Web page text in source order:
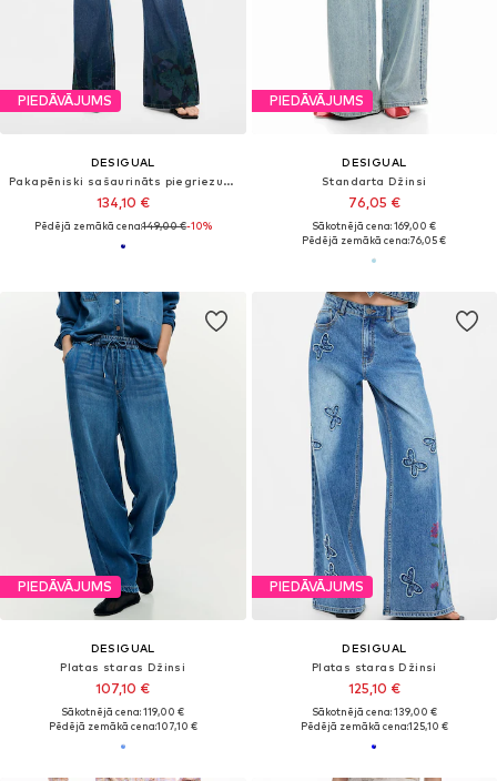
PIEDĀVĀJUMS
DESIGUAL
Pakapēniski sašaurināts piegriezums Džinsi
134,10 €
Pēdējā zemākā cena:149,00 €-10%
PIEDĀVĀJUMS
DESIGUAL
Standarta Džinsi
76,05 €
Sākotnējā cena: 169,00 €
Pēdējā zemākā cena:76,05 €
PIEDĀVĀJUMS
DESIGUAL
Platas staras Džinsi
107,10 €
Sākotnējā cena: 119,00 €
Pēdējā zemākā cena:107,10 €
PIEDĀVĀJUMS
DESIGUAL
Platas staras Džinsi
125,10 €
Sākotnējā cena: 139,00 €
Pēdējā zemākā cena:125,10 €